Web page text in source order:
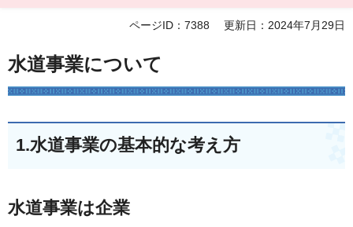
ページID：7388 更新日：2024年7月29日
水道事業について
1.水道事業の基本的な考え方
水道事業は企業